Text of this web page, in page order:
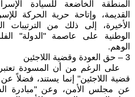
المنطقة الخاضعة للسيادة
القديمة، وإتاحة حرية الحركة
الأخيرة، إلى ذلك من الترتيبات
الوطنية على عاصمة "الدولة"
الوهم.
3 – حق العودة وقضية اللاجئين
على الرغم من أن المسودة
عن مجلس الأمن، وعن "مبادرة